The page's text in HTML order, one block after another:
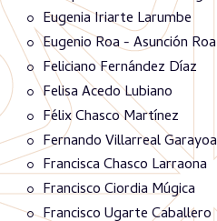
Eugenia Iriarte Larumbe
Eugenio Roa - Asunción Roa
Feliciano Fernández Díaz
Felisa Acedo Lubiano
Félix Chasco Martínez
Fernando Villarreal Garayoa
Francisca Chasco Larraona
Francisco Ciordia Múgica
Francisco Ugarte Caballero